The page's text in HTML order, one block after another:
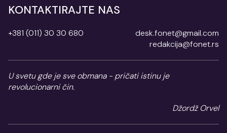
KONTAKTIRAJTE NAS
+381 (011) 30 30 680
desk.fonet@gmail.com
redakcija@fonet.rs
U svetu gde je sve obmana - pričati istinu je
revolucionarni čin.
Džordž Orvel